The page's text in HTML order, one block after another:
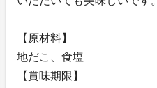
【原材料】
地だこ、食塩
【賞味期限】